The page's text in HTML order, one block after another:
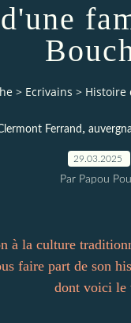
> Ecrivains > Histoire
Ferrand ,
29.03.2025
Par Papou
à la culture
faire part de son
dont voici le